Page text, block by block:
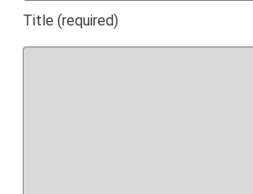
Title (required)